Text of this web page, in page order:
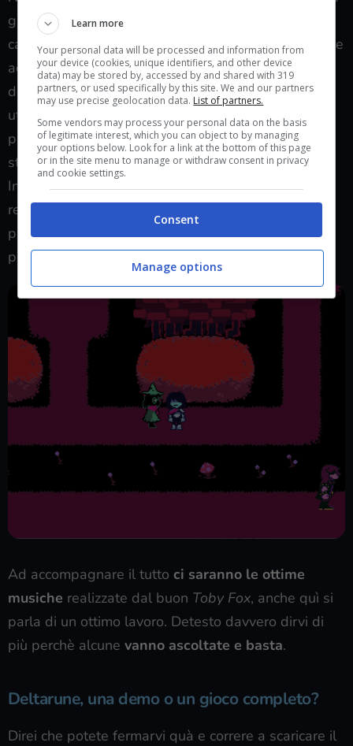
già detto, per evitare spoiler. Posso dirvi che non è
cambiato troppo daUndertalese non per il fatto che
adessoè possibile correre con il tasto X.I membri
del party ci seguiranno e spesso dovranno essere
utilizzati per superare gli enigmi. La scrittura dei
personaggi è di alto livello, caratterizzati dallo
stesso stile comico-fumettoso del primo titolo.
Incredibile come dietro un character design ben
realizzato anche un mucchio di pixel riesca a creare
personaggi memorabili. Probabilmente dialoghi e
personaggi diventeranno i meme dei prossimi mesi.
Ad accompagnare il tutto ci saranno le ottime
musiche realizzate dal buon Toby Fox, anche quì si
parla di un ottimo lavoro. Detesto davvero dirvi di
più perchè alcune vanno ascoltate e basta.
Deltarune, una demo o un gioco completo?
Direi che potete fermarvi quà e correre a scaricare il
Learn more
Your personal data will be processed and information from
your device (cookies, unique identifiers, and other device
data) may be stored by, accessed by and shared with 319
partners, or used specifically by this site. We and our partners
may use precise geolocation data. List of partners.
Some vendors may process your personal data on the basis
of legitimate interest, which you can object to by managing
your options below. Look for a link at the bottom of this page
or in the site menu to manage or withdraw consent in privacy
and cookie settings.
Consent
Manage options